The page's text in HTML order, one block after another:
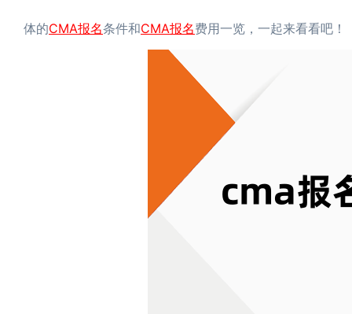
体的CMA报名条件和CMA报名费用一览，一起来看看吧！